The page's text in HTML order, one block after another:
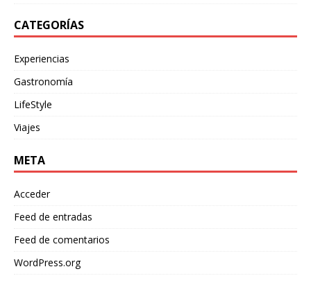
CATEGORÍAS
Experiencias
Gastronomía
LifeStyle
Viajes
META
Acceder
Feed de entradas
Feed de comentarios
WordPress.org